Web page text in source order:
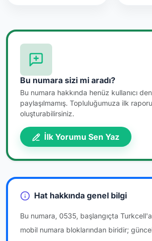
Bu numara sizi mi aradı?
Bu numara hakkında henüz kullanıcı
paylaşılmamış. Topluluğumuza ilk
oluşturabilirsiniz.
İlk Yorumu Sen Yaz
Hat hakkında genel bilgi
Bu numara, 0535, başlangıçta
mobil numara bloklarından biridir;